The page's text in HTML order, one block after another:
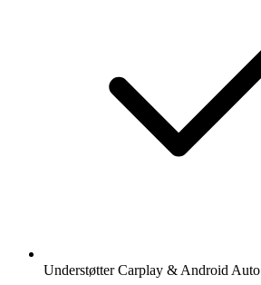
Understøtter Carplay & Android Auto